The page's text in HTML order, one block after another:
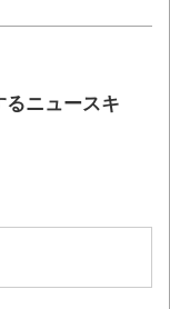
るニュースキ